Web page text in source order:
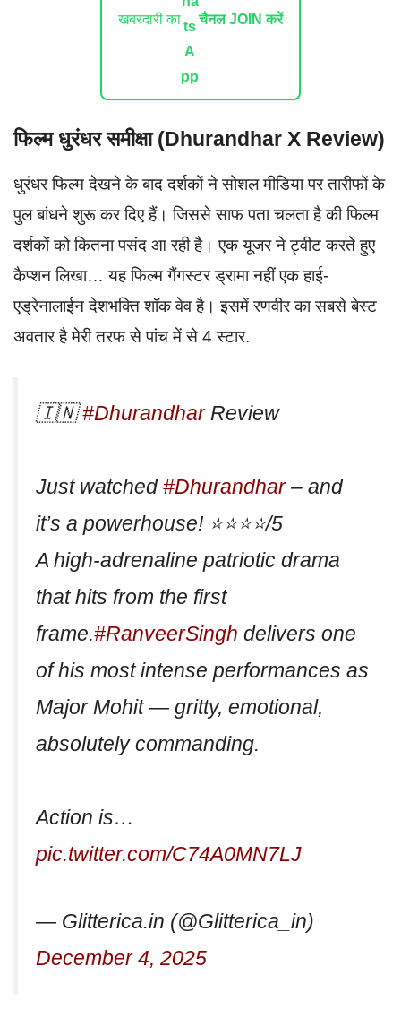
खबरदारी का चैनल JOIN करें
फिल्म धुरंधर समीक्षा (Dhurandhar X Review)
धुरंधर फिल्म देखने के बाद दर्शकों ने सोशल मीडिया पर तारीफों के
पुल बांधने शुरू कर दिए हैं। जिससे साफ पता चलता है की फिल्म
दर्शकों को कितना पसंद आ रही है। एक यूजर ने ट्वीट करते हुए
कैप्शन लिखा… यह फिल्म गैंगस्टर ड्रामा नहीं एक हाई-
एड्रेनालाईन देशभक्ति शॉक वेव है। इसमें रणवीर का सबसे बेस्ट
अवतार है मेरी तरफ से पांच में से 4 स्टार.
🇮🇳#DhurandharReview
Just watched#Dhurandhar– and
it’s a powerhouse! ⭐⭐⭐⭐/5
A high-adrenaline patriotic drama
that hits from the first
frame.#RanveerSingh delivers one
of his most intense performances as
Major Mohit — gritty, emotional,
absolutely commanding.
Action is…
pic.twitter.com/C74A0MN7LJ
— Glitterica.in (@Glitterica_in)
December 4, 2025